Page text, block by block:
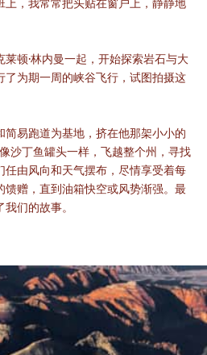
，我常常把头贴在窗户上，静静地
顿·林内曼一起，开始探索岩石与大
为期一周的峡谷飞行，试图拍摄这
易跑道为基地，挤在他那架小小的
丁鱼罐头一样，飞越整个州，寻找
由风向和天气摆布，尽情享受着每
赠，直到油箱快空或风势渐强。最
们的故事。